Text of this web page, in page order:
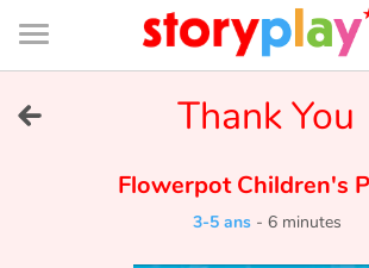
Connexion
Bibliothèque
de
page
Tester gratuitement
Thank You
Flowerpot Children's
3-5 ans- 6 minutes